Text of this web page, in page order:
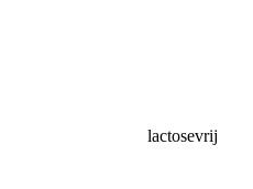
lactosevrij